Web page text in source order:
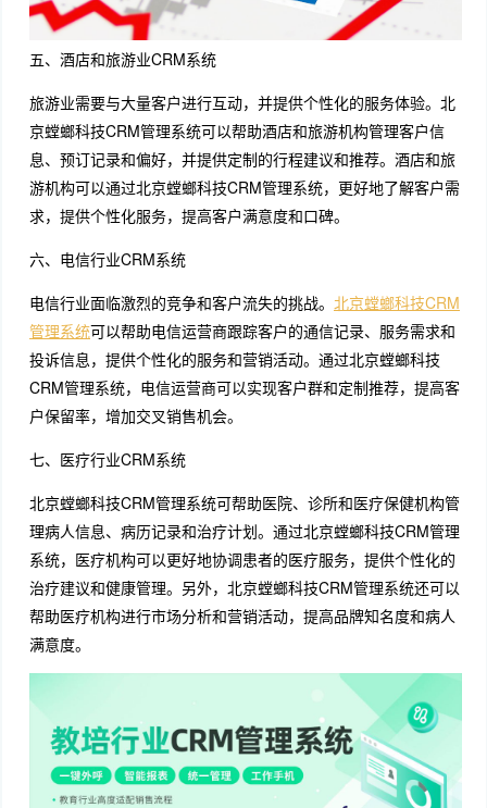
五、酒店和旅游业CRM系统
旅游业需要与大量客户进行互动，并提供个性化的服务体验。北
京螳螂科技CRM管理系统可以帮助酒店和旅游机构管理客户信
息、预订记录和偏好，并提供定制的行程建议和推荐。酒店和旅
游机构可以通过北京螳螂科技CRM管理系统，更好地了解客户需
求，提供个性化服务，提高客户满意度和口碑。
六、电信行业CRM系统
电信行业面临激烈的竞争和客户流失的挑战。 北京螳螂科技CRM
管理系统可以帮助电信运营商跟踪客户的通信记录、服务需求和
投诉信息，提供个性化的服务和营销活动。通过北京螳螂科技
CRM管理系统，电信运营商可以实现客户群和定制推荐，提高客
户保留率，增加交叉销售机会。
七、医疗行业CRM系统
北京螳螂科技CRM管理系统可帮助医院、诊所和医疗保健机构管
理病人信息、病历记录和治疗计划。通过北京螳螂科技CRM管理
系统，医疗机构可以更好地协调患者的医疗服务，提供个性化的
治疗建议和健康管理。另外，北京螳螂科技CRM管理系统还可以
帮助医疗机构进行市场分析和营销活动，提高品牌知名度和病人
满意度。